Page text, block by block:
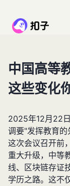
中国高等
这些变化
2025年12月22
调要"发挥教育
这次会议召开前
重大升级，中等
线、区块链存证
学历之路。这不